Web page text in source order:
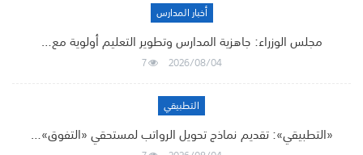
أخبار المدارس
مجلس الوزراء: جاهزية المدارس وتطوير التعليم أولوية مع…
2026/08/04
7
التطبيقي
«التطبيقي»: تقديم نماذج تحويل الرواتب لمستحقي «التفوق»…